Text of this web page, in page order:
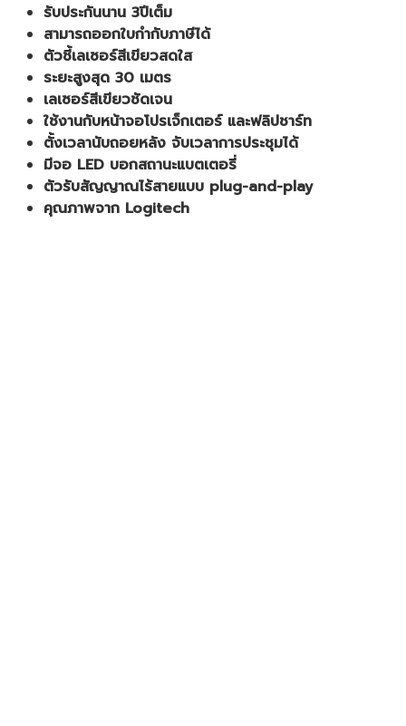
รับประกันนาน 3ปีเต็ม
สามารถออกใบกำกับภาษีได้
ตัวชี้เลเซอร์สีเขียวสดใส
ระยะสูงสุด 30 เมตร
เลเซอร์สีเขียวชัดเจน
ใช้งานกับหน้าจอโปรเจ็กเตอร์ และฟลิปชาร์ท
ตั้งเวลานับถอยหลัง จับเวลาการประชุมได้
มีจอ LED บอกสถานะแบตเตอรี่
ตัวรับสัญญาณไร้สายแบบ plug-and-play
คุณภาพจาก Logitech